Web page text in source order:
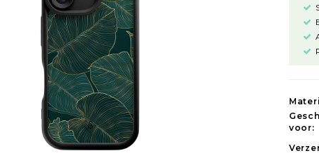
voor: